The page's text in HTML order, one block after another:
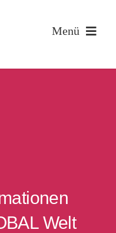
Menü
Welt